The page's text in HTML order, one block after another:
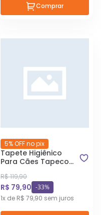
Comprar
5% OFF no pix
Tapete Higiênico
Para Cães Tapeco
80cm x 60cm Com
30 Unidades
R$ 119,90
R$ 79,90 -33%
1x de R$ 79,90 sem juros